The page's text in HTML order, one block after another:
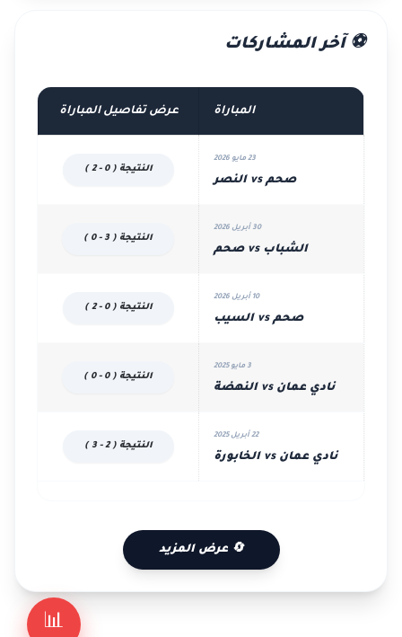
📊
⚽ آخر المشاركات
المباراة عرض تفاصيل المباراة
23 مايو 2026
صحم vs النصر
النتيجة ( 0 - 2 )
30 أبريل 2026
الشباب vs صحم
النتيجة ( 3 - 0 )
10 أبريل 2026
صحم vs السيب
النتيجة ( 0 - 2 )
3 مايو 2025
نادي عمان vs النهضة
النتيجة ( 0 - 0 )
22 أبريل 2025
نادي عمان vs الخابورة
النتيجة ( 2 - 3 )
🔄 عرض المزيد